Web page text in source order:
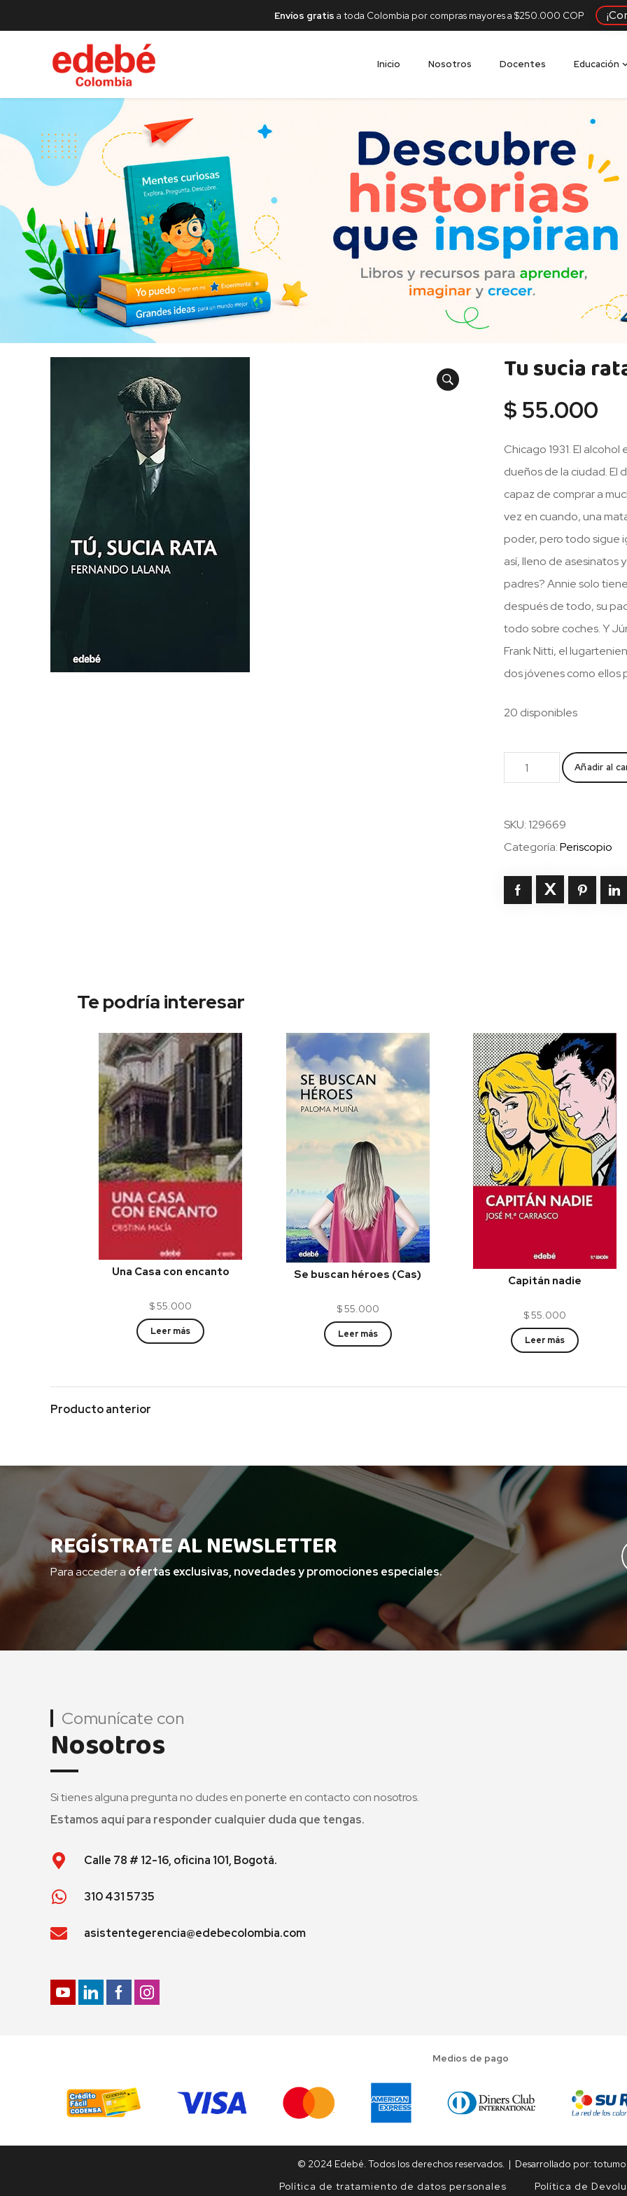
Envíos gratis a toda Colombia por compras mayores a $250.000 COP
Inicio Nosotros Docentes Educación
Tu sucia
$ 55.000
Chicago 1931. El
dueños de la ciudad. El
capaz de comprar a
vez en cuando, una
poder, pero todo sigue
así, lleno de asesinatos
padres? Annie solo
después de todo, su
todo sobre coches. Y
Frank Nitti, el
dos jóvenes como ellos
20 disponibles
sucia
cantidad
Añadir al
SKU:129669
Categoría:Periscopio
Te podría interesar
Una Casa con encanto
$55.000
Leer más
Se buscan héroes (Cas)
$55.000
Leer más
Capitán nadie
$55.000
Leer más
Producto anterior
REGÍSTRATE AL NEWSLETTER
Para acceder aofertas exclusivas, novedades y promociones especiales.
Comunícate con
Nosotros
Si tienes alguna pregunta no dudes en ponerte en contacto con nosotros.
Estamos aquí para responder cualquier duda que tengas.
Calle 78 # 12-16, oficina 101, Bogotá.
310 431 5735
asistentegerencia@edebecolombia.com
Medios de pago
© 2024 Edebé. Todos los derechos reservados. | Desarrollado por:
Política de tratamiento de datos personales
Política de